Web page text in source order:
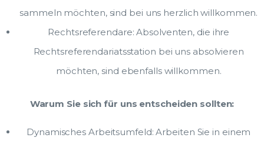
sammeln möchten, sind bei uns herzlich willkommen.
Rechtsreferendare: Absolventen, die ihre
Rechtsreferendariatsstation bei uns absolvieren
möchten, sind ebenfalls willkommen.
Warum Sie sich für uns entscheiden sollten:
Dynamisches Arbeitsumfeld: Arbeiten Sie in einem